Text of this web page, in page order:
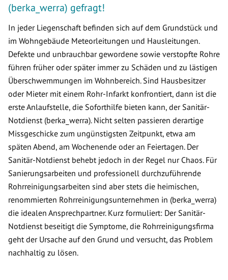
(berka_werra) gefragt!
In jeder Liegenschaft befinden sich auf dem Grundstück und
im Wohngebäude Meteorleitungen und Hausleitungen.
Defekte und unbrauchbar gewordene sowie verstopfte Rohre
führen früher oder später immer zu Schäden und zu lästigen
Überschwemmungen im Wohnbereich. Sind Hausbesitzer
oder Mieter mit einem Rohr-Infarkt konfrontiert, dann ist die
erste Anlaufstelle, die Soforthilfe bieten kann, der Sanitär-
Notdienst (berka_werra). Nicht selten passieren derartige
Missgeschicke zum ungünstigsten Zeitpunkt, etwa am
späten Abend, am Wochenende oder an Feiertagen. Der
Sanitär-Notdienst behebt jedoch in der Regel nur Chaos. Für
Sanierungsarbeiten und professionell durchzuführende
Rohrreinigungsarbeiten sind aber stets die heimischen,
renommierten Rohrreinigungsunternehmen in (berka_werra)
die idealen Ansprechpartner. Kurz formuliert: Der Sanitär-
Notdienst beseitigt die Symptome, die Rohrreinigungsfirma
geht der Ursache auf den Grund und versucht, das Problem
nachhaltig zu lösen.